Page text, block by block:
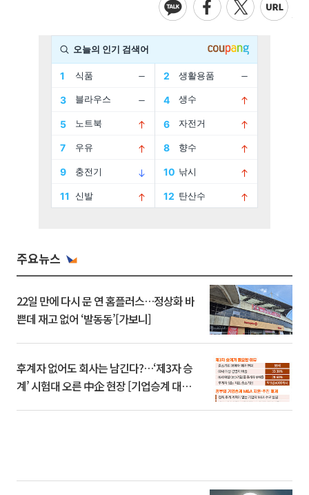
주요뉴스
22일 만에 다시 문 연 홈플러스…정상화 바
쁜데 재고 없어 ‘발동동’[가보니]
후계자 없어도 회사는 남긴다?…‘제3자 승
계’ 시험대 오른 中企 현장 [기업승계 대전